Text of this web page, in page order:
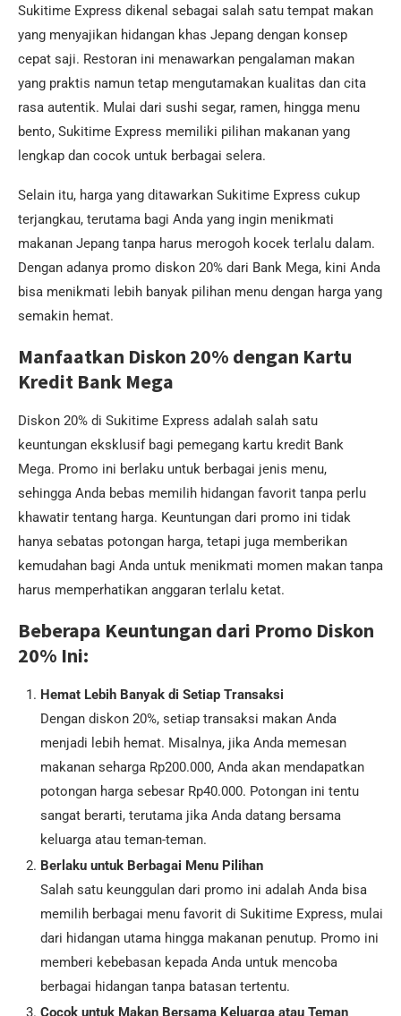
Sukitime Express dikenal sebagai salah satu tempat makan
yang menyajikan hidangan khas Jepang dengan konsep
cepat saji. Restoran ini menawarkan pengalaman makan
yang praktis namun tetap mengutamakan kualitas dan cita
rasa autentik. Mulai dari sushi segar, ramen, hingga menu
bento, Sukitime Express memiliki pilihan makanan yang
lengkap dan cocok untuk berbagai selera.
Selain itu, harga yang ditawarkan Sukitime Express cukup
terjangkau, terutama bagi Anda yang ingin menikmati
makanan Jepang tanpa harus merogoh kocek terlalu dalam.
Dengan adanya promo diskon 20% dari Bank Mega, kini Anda
bisa menikmati lebih banyak pilihan menu dengan harga yang
semakin hemat.
Manfaatkan Diskon 20% dengan Kartu
Kredit Bank Mega
Diskon 20% di Sukitime Express adalah salah satu
keuntungan eksklusif bagi pemegang kartu kredit Bank
Mega. Promo ini berlaku untuk berbagai jenis menu,
sehingga Anda bebas memilih hidangan favorit tanpa perlu
khawatir tentang harga. Keuntungan dari promo ini tidak
hanya sebatas potongan harga, tetapi juga memberikan
kemudahan bagi Anda untuk menikmati momen makan tanpa
harus memperhatikan anggaran terlalu ketat.
Beberapa Keuntungan dari Promo Diskon
20% Ini:
Hemat Lebih Banyak di Setiap Transaksi
Dengan diskon 20%, setiap transaksi makan Anda
menjadi lebih hemat. Misalnya, jika Anda memesan
makanan seharga Rp200.000, Anda akan mendapatkan
potongan harga sebesar Rp40.000. Potongan ini tentu
sangat berarti, terutama jika Anda datang bersama
keluarga atau teman-teman.
Berlaku untuk Berbagai Menu Pilihan
Salah satu keunggulan dari promo ini adalah Anda bisa
memilih berbagai menu favorit di Sukitime Express, mulai
dari hidangan utama hingga makanan penutup. Promo ini
memberi kebebasan kepada Anda untuk mencoba
berbagai hidangan tanpa batasan tertentu.
Cocok untuk Makan Bersama Keluarga atau Teman